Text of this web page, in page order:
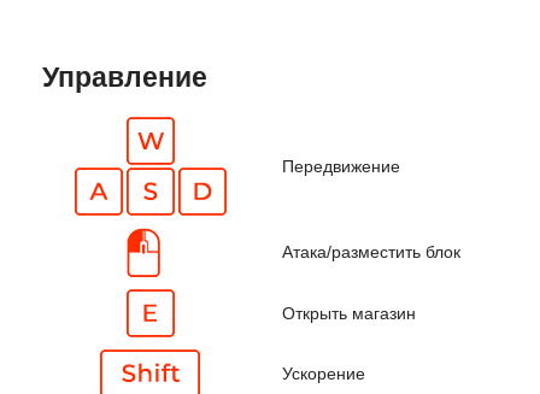
Управление
Передвижение
Атака/разместить блок
Открыть магазин
Ускорение